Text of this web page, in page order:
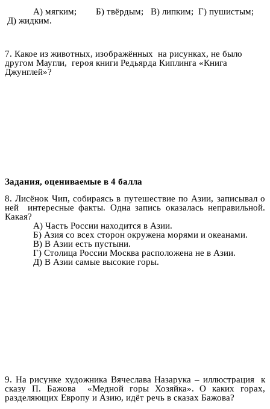
А) мягким; Б) твёрдым; В) липким; Г) пушистым;
Д) жидким.
7. Какое из животных, изображённых на рисунках, не было
другом Маугли, героя книги Редьярда Киплинга «Книга
Джунглей»?
Задания, оцениваемые в 4 балла
8. Лисёнок Чип, собираясь в путешествие по Азии, записывал о
ней интересные факты. Одна запись оказалась неправильной.
Какая?
А) Часть России находится в Азии.
Б) Азия со всех сторон окружена морями и океанами.
В) В Азии есть пустыни.
Г) Столица России Москва расположена не в Азии.
Д) В Азии самые высокие горы.
9. На рисунке художника Вячеслава Назарука – иллюстрация к
сказу П. Бажова «Медной горы Хозяйка». О каких горах,
разделяющих Европу и Азию, идёт речь в сказах Бажова?